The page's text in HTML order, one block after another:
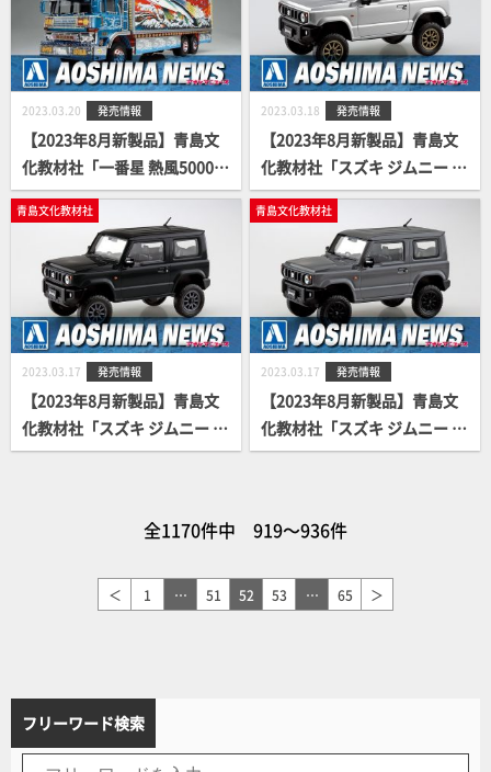
2023.03.20 発売情報
【2023年8月新製品】青島文
化教材社「一番星 熱風5000キ
ロ」
2023.03.18 発売情報
【2023年8月新製品】青島文
化教材社「スズキ ジムニー カ
スタムホイール(シルキーシル
バーメタリック)」
青島文化教材社
2023.03.17 発売情報
【2023年8月新製品】青島文
化教材社「スズキ ジムニー カ
スタムホイール(ブルーイッシ
青島文化教材社
2023.03.17 発売情報
【2023年8月新製品】青島文
化教材社「スズキ ジムニー カ
スタムホイール(ミディアムグ
全1170件中 919～936件
＜ 1 … 51 52 53 … 65 ＞
フリーワード検索